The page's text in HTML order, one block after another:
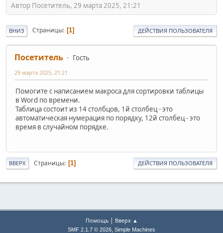
Автор Посетитель, 29 марта 2025, 21:21
ВНИЗ Страницы 1 ДЕЙСТВИЯ ПОЛЬЗОВАТЕЛЯ
Посетитель Гость
29 марта 2025, 21:21
Помогите с написанием макроса для сортировки таблицы
в Word по времени.
Таблица состоит из 14 столбцов, 1й столбец - это
автоматическая нумерация по порядку, 12й столбец - это
время в случайном порядке.
ВВЕРХ Страницы 1 ДЕЙСТВИЯ ПОЛЬЗОВАТЕЛЯ
Помощь| Вверх ▲
SMF 2.1.7 © 2026, Simple Machines